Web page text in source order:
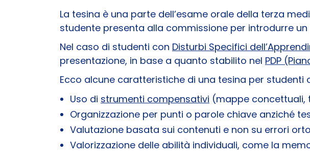
La tesina è una parte dell’esame orale della terza
studente presenta alla commissione per introdurre
Nel caso di studenti con Disturbi Specifici
presentazione, in base a quanto stabilito nel PDP
Ecco alcune caratteristiche di una tesina per studenti
Uso di strumenti compensativi (mappe concettuali,
Organizzazione per punti o parole chiave anziché
Valutazione basata sui contenuti e non su errori
Valorizzazione delle abilità individuali, come la